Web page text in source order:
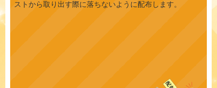
ストから取り出す際に落ちないように配布します。